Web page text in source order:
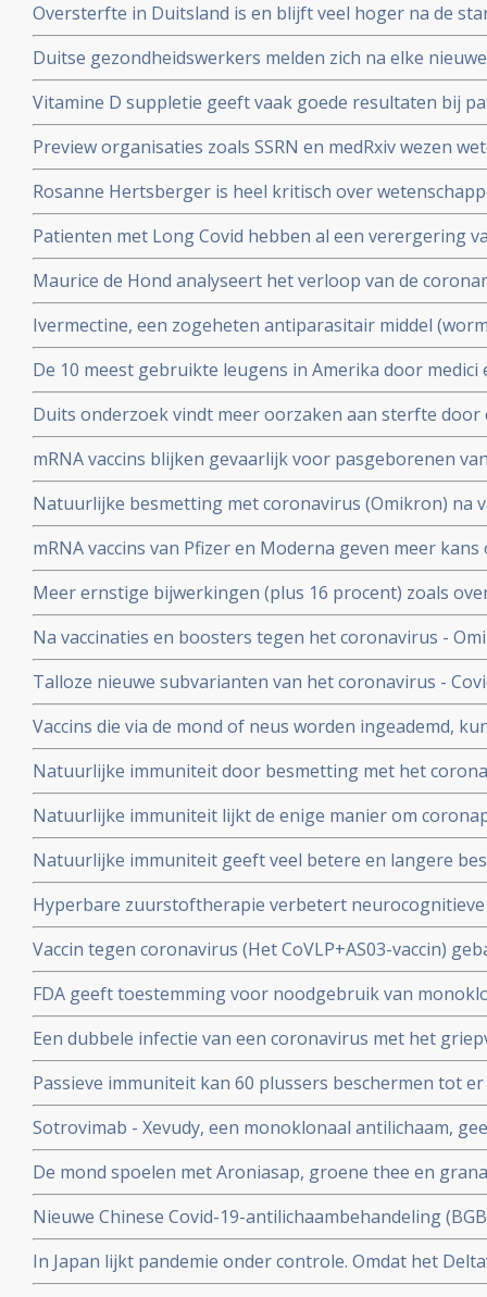
Oversterfte in Duitsland is en blijft veel hoger na de
peer reviewed studie en artsencollectief schrijft
Duitse gezondheidswerkers melden zich na elke
coronavirus - Covid-19 vaker ziek blijkt uit
en derde vaccinatierondes
Vitamine D suppletie geeft vaak goede resultaten bij
coronavirus - Covid-19 en al opgenomen in het
analyse zien van alle studies wereldwijd
Preview organisaties zoals SSRN en medRxiv wezen
onderzoek af als die afweken van Amerikaans
de maatregelen.
Rosanne Hertsberger is heel kritisch over
gemanipuleeerd zwegen over misvattingen tijdens de
Patienten met Long Covid hebben al een verergering
vermoeidheid, moeite met het reguleren van de
disfunctie, zelfs na een lichte inspanning.
Maurice de Hond analyseert het verloop van de
opeenvolgende artikelen.
Ivermectine, een zogeheten antiparasitair middel
coronavirus - Covid-19 zeer goed te kunnen bestrijden.
studies blijkt zeer grote effectiviteit.
De 10 meest gebruikte leugens in Amerika door
klakkeloos overgenomen rondom het corona virus en
buiten
Duits onderzoek vindt meer oorzaken aan sterfte
hersenen, bloedvaten en hart (myocarditis) bij
overleden net na vaccinatie tegen coronavirus.
mRNA vaccins blijken gevaarlijk voor pasgeborenen
moeders. Minder bloedplasmacellen tast immuniteit
blijkt niet bruikbaar voor stamceltransplantaties.
Natuurlijke besmetting met coronavirus (Omikron) na
bescherming, al zijn er twijfels over bescherming door
varianten van Omikron.
mRNA vaccins van Pfizer en Moderna geven meer
dat ze een ziekenhuisopname voorkomen. Blijkt uit
studiegegevens
Meer ernstige bijwerkingen (plus 16 procent) zoals
invaliditeit deden zich voor tijdens de studies van de
Pfizer in vergelijking met de placebogroep
Na vaccinaties en boosters tegen het coronavirus -
overige oorzaken blijkt uit grafieken bijgehouden en
Herman Steigstra, Anton Theunissen en Maurice de
Talloze nieuwe subvarianten van het coronavirus -
boostervaccins en ontsnappen aan eigen
Vaccins die via de mond of neus worden ingeademd,
Twee mond- en neusvaccins krijgen goedkeuring in
Natuurlijke immuniteit door besmetting met het
vs 23 procent) tegen Omicron varianten BA.4 en BA.5
Natuurlijke immuniteit lijkt de enige manier om
Zweeds onderzoek ziet effectiviteit van vaccins binnen
nagenoeg geen bescherming meer.
Natuurlijke immuniteit geeft veel betere en langere
coronavirus - Covid-19 dan een vaccin dat zijn
Hyperbare zuurstoftherapie verbetert
veroorzaakt door coronabesmetting bij patienten met
Vaccin tegen coronavirus (Het CoVLP+AS03-vaccin)
stoffen geeft uitstekende bescherming tegen ziek
ziekte (78 procent)
FDA geeft toestemming voor noodgebruik van
(tixagevimab plus cilgavimab) voor preventie van
immuunziekte die niet goed reageren op de
Een dubbele infectie van een coronavirus met het
ziekte en meer ziekenhuisopnames en overlijdingen
studie.
Passieve immuniteit kan 60 plussers beschermen tot
viroloog Jaap Goudsmid
Sotrovimab - Xevudy, een monoklonaal antilichaam,
bij patienten die reeds besmet zijn. EMA gaat snel
gebruik in Europa.
De mond spoelen met Aroniasap, groene thee en
het coronavirus - Covid-19 virus en geeft 80 tot 97
doorgeven van virus.
Nieuwe Chinese Covid-19-antilichaambehandeling
Covid-19 - coronavirus is veelbelovend en
Chinese coronapatienten
In Japan lijkt pandemie onder controle. Omdat het
gemuteerd of omdat er veel ivermectine wordt